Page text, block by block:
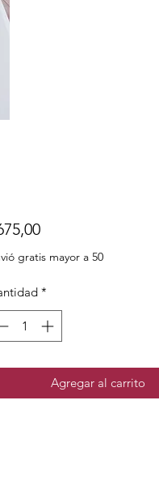
Precio
gratis mayor a 50
*
Agregar al carrito